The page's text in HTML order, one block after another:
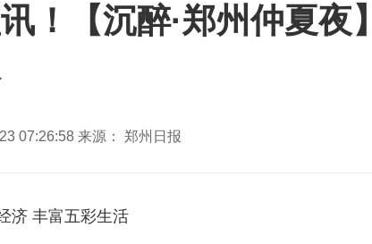
！【沉醉·郑州仲夏
07:26:58 来源： 郑州日报
济 丰富五彩生活